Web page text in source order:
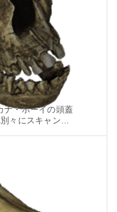
ナ・ボーイの頭蓋
々にスキャン